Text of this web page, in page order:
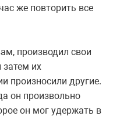
же повторить все
производил свои
их
произносили другие.
он произвольно
он мог удержать в